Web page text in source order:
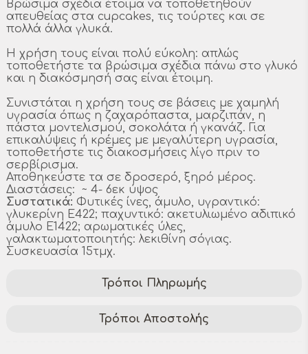
Βρώσιμα σχέδια έτοιμα να τοποθετηθούν
απευθείας στα cupcakes, τις τούρτες και σε
πολλά άλλα γλυκά.
Η χρήση τους είναι πολύ εύκολη: απλώς
τοποθετήστε τα βρώσιμα σχέδια πάνω στο γλυκό
και η διακόσμησή σας είναι έτοιμη.
Συνιστάται η χρήση τους σε βάσεις με χαμηλή
υγρασία όπως η ζαχαρόπαστα, μαρζιπάν, η
πάστα μοντελισμού, σοκολάτα ή γκανάζ. Για
επικαλύψεις ή κρέμες με μεγαλύτερη υγρασία,
τοποθετήστε τις διακοσμήσεις λίγο πριν το
σερβίρισμα.
Αποθηκεύστε τα σε δροσερό, ξηρό μέρος.
Διαστάσεις: ~ 4- 6εκ ύψος
Συστατικά: Φυτικές ίνες, άμυλο, υγραντικό:
γλυκερίνη E422; παχυντικό: ακετυλιωμένο αδιπικό
άμυλο E1422; αρωματικές ύλες,
γαλακτωματοποιητής: λεκιθίνη σόγιας.
Συσκευασία 15τμχ.
Τρόποι Πληρωμής
Τρόποι Αποστολής